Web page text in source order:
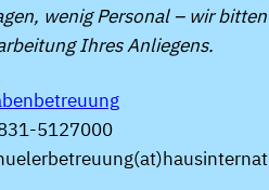
wenig Personal – wir
Ihres Anliegens.
5127000